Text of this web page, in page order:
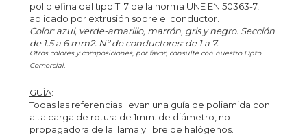
poliolefina del tipo TI 7 de la norma UNE EN 50363-7,
aplicado por extrusión sobre el conductor.
Color: azul, verde-amarillo, marrón, gris y negro. Sección
de 1.5 a 6 mm2. Nº de conductores: de 1 a 7.
Otros colores y composiciones, por favor, consulte con nuestro Dpto.
Comercial.
GUÍA:
Todas las referencias llevan una guía de poliamida con
alta carga de rotura de 1mm. de diámetro, no
propagadora de la llama y libre de halógenos.